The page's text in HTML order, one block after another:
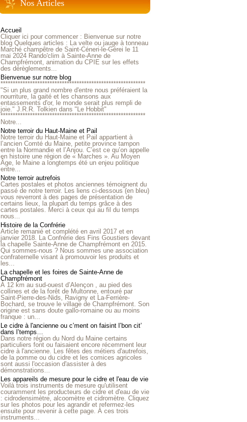
Nos Articles
Accueil
Cliquer ici pour commencer : Bienvenue sur notre
blog Quelques articles : La velte ou jauge à tonneau
Marché champêtre de Saint-Céneri-le-Gérei le 11
mai 2024 Rando'clim à Sainte-Anne de
Champfrémont, animation du CPIE sur les effets
des dérèglements...
Bienvenue sur notre blog
***********************************************************
"Si un plus grand nombre d'entre nous préféraient la
nourriture, la gaité et les chansons aux
entassements d'or, le monde serait plus rempli de
joie." J.R.R. Tolkien dans "Le Hobbit"
***********************************************************
Notre...
Notre terroir du Haut-Maine et Pail
Notre terroir du Haut-Maine et Pail appartient à
l’ancien Comté du Maine, petite province tampon
entre la Normandie et l’Anjou. C’est ce qu’on appelle
en histoire une région de « Marches ». Au Moyen
Âge, le Maine a longtemps été un enjeu politique
entre...
Notre terroir autrefois
Cartes postales et photos anciennes témoignent du
passé de notre terroir. Les liens ci-dessous (en bleu)
vous reverront à des pages de présentation de
certains lieux, la plupart du temps grâce à des
cartes postales. Merci à ceux qui au fil du temps
nous...
Histoire de la Confrérie
Article remanié et complété en avril 2017 et en
janvier 2018. La Confrérie des Fins Goustiers devant
la chapelle Sainte-Anne de Champfrémont en 2015.
Qui sommes-nous ? Nous sommes une association
confraternelle visant à promouvoir les produits et
les...
La chapelle et les foires de Sainte-Anne de
Champfrémont
À 12 km au sud-ouest d’Alençon , au pied des
collines et de la forêt de Multonne, entouré par
Saint-Pierre-des-Nids, Ravigny et La-Ferrière-
Bochard, se trouve le village de Champfrémont. Son
origine est sans doute gallo-romaine ou au moins
franque : un...
Le cidre à l'ancienne ou c’ment on faisint l’bon cit’
dans l’temps…
Dans notre région du Nord du Maine certains
particuliers font ou faisaient encore récemment leur
cidre à l'ancienne. Les fêtes des métiers d'autrefois,
de la pomme ou du cidre et les comices agricoles
sont aussi l'occasion d'assister à des
démonstrations...
Les appareils de mesure pour le cidre et l'eau de vie
Voilà trois instruments de mesure qu'utilisent
couramment les producteurs de cidre et d'eau de vie
: cidrodensimètre, alcoomètre et cidromètre. Cliquez
sur les photos pour les agrandir et refermez-les
ensuite pour revenir à cette page. À ces trois
instruments...